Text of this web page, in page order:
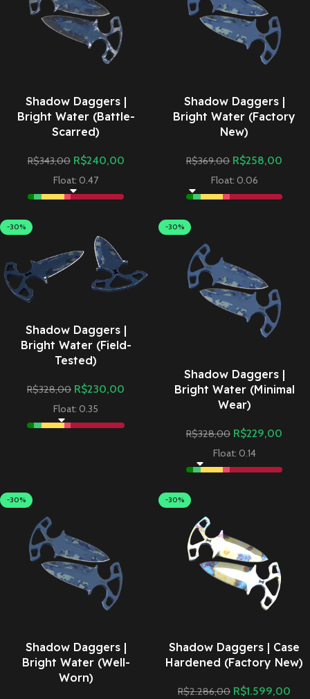
Shadow Daggers |
Bright Water (Battle-
Scarred)
R$343,00 R$240,00
Float: 0.47
Shadow Daggers |
Bright Water (Factory
New)
R$369,00 R$258,00
Float: 0.06
-30%
Shadow Daggers |
Bright Water (Field-
Tested)
R$328,00 R$230,00
Float: 0.35
-30%
Shadow Daggers |
Bright Water (Minimal
Wear)
R$328,00 R$229,00
Float: 0.14
-30%
Shadow Daggers |
Bright Water (Well-
Worn)
-30%
Shadow Daggers | Case
Hardened (Factory New)
R$2.286,00 R$1.599,00